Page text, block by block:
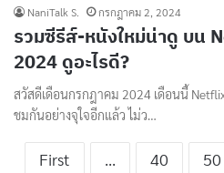
NaniTalk S. กรกฎาคม 2, 2024
รวมซีรีส์-หนังใหม่น่าดู บน
2024 ดูอะไรดี?
สวัสดีเดือนกรกฎาคม 2024 เดือนนี้
ชมกันอย่างจุใจอีกแล้ว ไม่ว…
First ... 40 50